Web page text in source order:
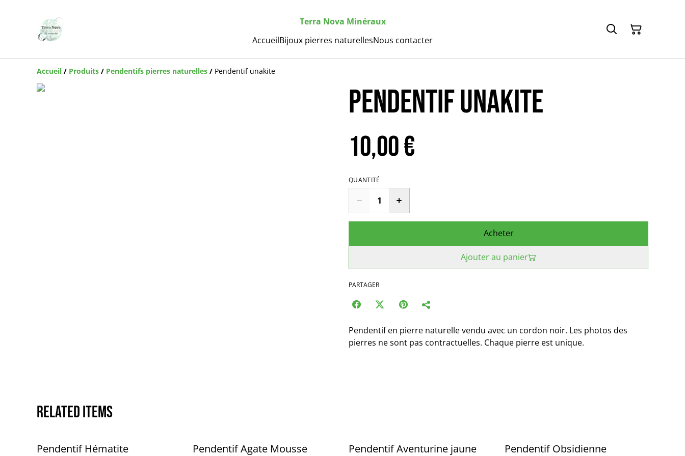
Terra Nova Minéraux
AccueilBijoux pierres naturellesNous contacter
Accueil / Produits / Pendentifs pierres naturelles / Pendentif unakite
Pendentif unakite
10,00 €
QUANTITÉ
Acheter
Ajouter au panier
PARTAGER
Pendentif en pierre naturelle vendu avec un cordon noir. Les photos des
pierres ne sont pas contractuelles. Chaque pierre est unique.
Related items
Pendentif Hématite Pendentif Agate Mousse Pendentif Aventurine jaune Pendentif Obsidienne